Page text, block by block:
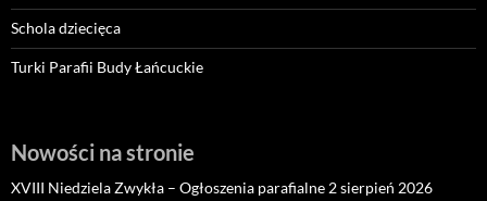
Schola dziecięca
Turki Parafii Budy Łańcuckie
Nowości na stronie
XVIII Niedziela Zwykła – Ogłoszenia parafialne 2 sierpień 2026